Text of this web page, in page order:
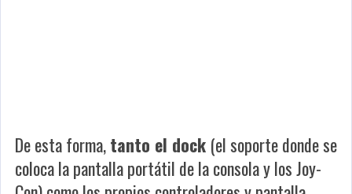
De esta forma,tanto el dock (el soporte donde se
coloca la pantalla portátil de la consola y los Joy-